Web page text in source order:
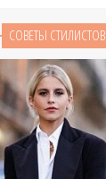
СОВЕТЫ СТИЛИСТОВ